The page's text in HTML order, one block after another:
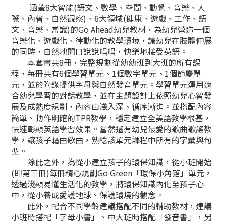
涵蓋8大智能(語文、數學、空間、動覺、音樂、人
際、內省、自然觀察)、6大領域(健康、遊戲、工作、語
文、音樂、常識)的Go Ahead幼兒教材，為幼兒營造一個
音樂化、遊戲化、律動化的教學環境，讓幼兒在肢體伸展
的同時，自然地開口說說唱唱，快樂地接受英語。
本套書共8冊，完整規劃從幼幼班到大班的所有課
程，每冊共有6個學習單元、1個數字單元、1個節慶單
元，並於附錄提供字母與自然發音單元。學習單元運用適
合幼兒學習的對話教學，並在主題設計上依照幼兒心智發
展及成熟度規劃，內容由淺入深、循序漸進。並搭配內容
簡單、動作明確的TPR教學，穩定建立全美語教學根基，
快速彰顯英語學習效果。當然還有幼兒最愛的歌曲歌謠教
學，讓孩子藉由歌曲，熟稔該單元課程中所有的字彙與句
型。
除此之外，為從小建立孩子的環保知識，從小班開始
(即第三冊)每冊精心規劃Go Green「環保小角落」單元，
透過淺顯易懂生活化的教學，將環保知識內化至孩子心
中，從小養成愛護地球、保護環境的觀念。
此外，配合不同學齡建議搭配不同的輔助教材，建議
小班時搭配「字母小書」、中大班時搭配「發音書」，另